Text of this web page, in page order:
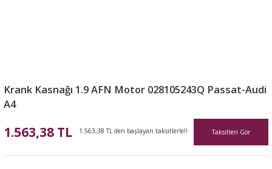
Krank Kasnağı 1.9 AFN Motor 028105243Q Passat-Audi
A4
1.563,38 TL 1.563,38 TL den başlayan taksitlerle!! Taksitleri Gör